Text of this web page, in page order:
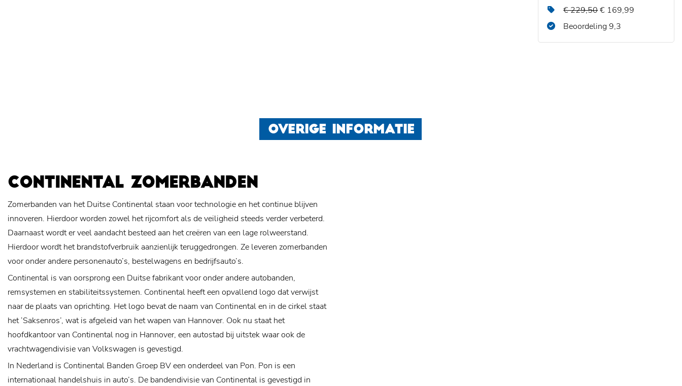
€ 229,50€ 169,99
Beoordeling 9,3
OVERIGE INFORMATIE
CONTINENTAL ZOMERBANDEN
Zomerbanden van het Duitse Continental staan voor technologie en het continue blijven
innoveren. Hierdoor worden zowel het rijcomfort als de veiligheid steeds verder verbeterd.
Daarnaast wordt er veel aandacht besteed aan het creëren van een lage rolweerstand.
Hierdoor wordt het brandstofverbruik aanzienlijk teruggedrongen. Ze leveren zomerbanden
voor onder andere personenauto’s, bestelwagens en bedrijfsauto’s.
Continental is van oorsprong een Duitse fabrikant voor onder andere autobanden,
remsystemen en stabiliteitssystemen. Continental heeft een opvallend logo dat verwijst
naar de plaats van oprichting. Het logo bevat de naam van Continental en in de cirkel staat
het ‘Saksenros’, wat is afgeleid van het wapen van Hannover. Ook nu staat het
hoofdkantoor van Continental nog in Hannover, een autostad bij uitstek waar ook de
vrachtwagendivisie van Volkswagen is gevestigd.
In Nederland is Continental Banden Groep BV een onderdeel van Pon. Pon is een
internationaal handelshuis in auto’s. De bandendivisie van Continental is gevestigd in